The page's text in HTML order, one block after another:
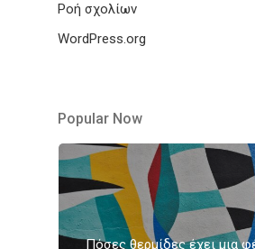
Ροή σχολίων
WordPress.org
Popular Now
Πόσες θερμίδες έχει μια